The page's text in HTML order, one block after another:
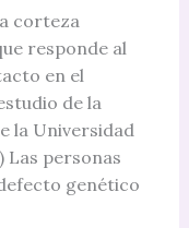
corteza
responde al
en el
de la
la Universidad
personas
genético